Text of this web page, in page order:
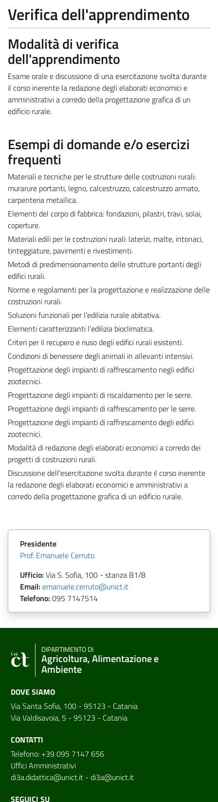
Verifica dell'apprendimento
Modalità di verifica
dell'apprendimento
Esame orale e discussione di una esercitazione svolta durante
il corso inerente la redazione degli elaborati economici e
amministrativi a corredo della progettazione grafica di un
edificio rurale.
Esempi di domande e/o esercizi
frequenti
Materiali e tecniche per le strutture delle costruzioni rurali:
murarure portanti, legno, calcestruzzo, calcestruzzo armato,
carpenteria metallica.
Elementi del corpo di fabbrica: fondazioni, pilastri, travi, solai,
coperture.
Materiali edili per le costruzioni rurali: laterizi, malte, intonaci,
tinteggiature, pavimenti e rivestimenti.
Metodi di predimensionamento delle strutture portanti degli
edifici rurali.
Norme e regolamenti per la progettazione e realizzazione delle
costruzioni rurali.
Soluzioni funzionali per l'edilizia rurale abitativa.
Elementi caratterizzanti l'edilizia bioclimatica.
Criteri per il recupero e riuso degli edifici rurali esistenti.
Condizioni di benessere degli animali in allevanti intensivi.
Progettazione degli impianti di raffrescamento negli edifici
zootecnici.
Progettazione degli impianti di riscaldamento per le serre.
Progettazione degli impianti di raffrescamento per le serre.
Progettazione degli impianti di raffrescamento degli edifici
zootecnici.
Modalità di redazione degli elaborati economici a corredo dei
progetti di costruzioni rurali.
Discussione dell'esercitazione svolta durante il corso inerente
la redazione degli elaborati economici e amministrativi a
corredo della progettazione grafica di un edificio rurale.
Presidente
Prof. Emanuele Cerruto
Ufficio: Via S. Sofia, 100 - stanza B1/8
Email: emanuele.cerruto@unict.it
Telefono: 095 7147514
DIPARTIMENTO DI
Agricoltura, Alimentazione e
Ambiente
DOVE SIAMO
Via Santa Sofia, 100 - 95123 - Catania
Via Valdisavoia, 5 - 95123 - Catania
CONTATTI
Telefono: +39 095 7147 656
Uffici Amministrativi
di3a.didattica@unict.it - di3a@unict.it
SEGUICI SU